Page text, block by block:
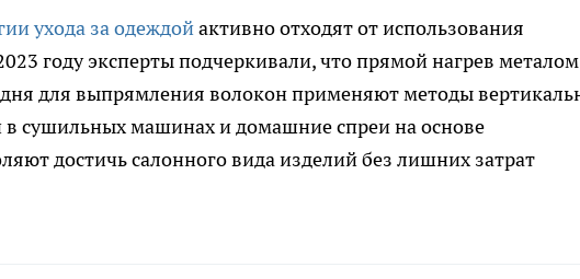
ухода за одеждойактивно отходят от использования
году эксперты подчеркивали, что прямой нагрев металом
для выпрямления волокон применяют методы
сушильных машинах и домашние спреи на основе
достичь салонного вида изделий без лишних затрат